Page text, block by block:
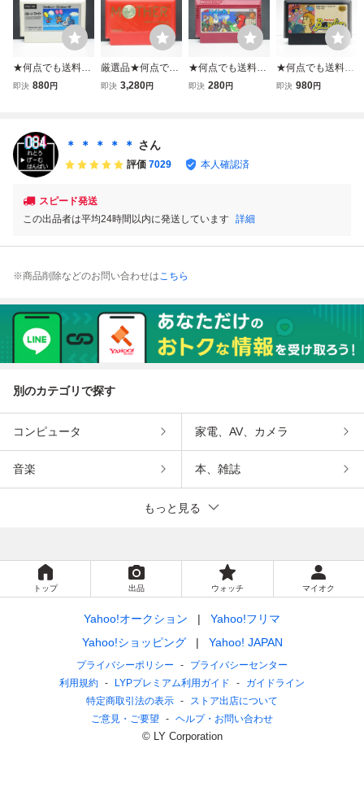
★何点でも送料１
８５円★ バルーン
C ソフト 動作確認
済み
即決 880円
厳選品★何点でも
送料１８５円★ M
ト 動作確認済み
即決 3,280円
★何点でも送料１
８５円★ 忍者じゃ
即決 280円
★何点でも送料１
８５円★ パーフェ
即決 980円
＊ ＊ ＊ ＊ ＊ さん
評価 7029 本人確認済
スピード発送
この出品者は平均24時間以内に発送しています 詳細
※商品削除などのお問い合わせはこちら
別のカテゴリで探す
コンピュータ 家電、AV、カメラ
音楽 本、雑誌
もっと見る
トップ 出品 ウォッチ マイオク
Yahoo!オークション
Yahoo!フリマ
Yahoo!ショッピング
Yahoo! JAPAN
プライバシーポリシー
プライバシーセンター
利用規約
LYPプレミアム利用ガイド
ガイドライン
特定商取引法の表示
ストア出店について
ご意見・ご要望
ヘルプ・お問い合わせ
© LY Corporation